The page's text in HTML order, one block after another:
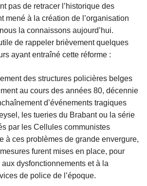
pas de retracer l’historique des
mené à la création de l’organisation
la connaissons aujourd’hui.
de rappeler brièvement quelques
ayant entraîné cette réforme :
des structures policières belges
au cours des années 80, décennie
d’événements tragiques
les tueries du Brabant ou la série
par les Cellules communistes
à ces problèmes de grande envergure,
furent mises en place, pour
dysfonctionnements et à la
de police de l’époque.